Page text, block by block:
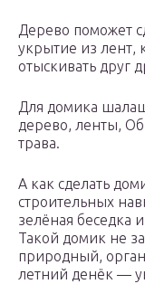
Дерево поможет
укрытие из лент,
отыскивать друг
Для домика
дерево, ленты,
трава.
А как сделать
строительных
зелёная беседка
Такой домик не
природный,
летний денёк —